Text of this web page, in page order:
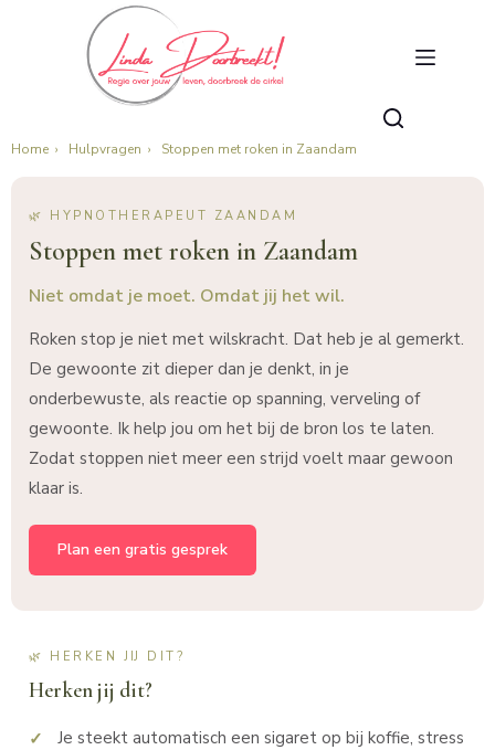
Home › Hulpvragen › Stoppen met roken in Zaandam
🌿 HYPNOTHERAPEUT ZAANDAM
Stoppen met roken in Zaandam
Niet omdat je moet. Omdat jij het wil.
Roken stop je niet met wilskracht. Dat heb je al gemerkt.
De gewoonte zit dieper dan je denkt, in je
onderbewuste, als reactie op spanning, verveling of
gewoonte. Ik help jou om het bij de bron los te laten.
Zodat stoppen niet meer een strijd voelt maar gewoon
klaar is.
Plan een gratis gesprek
🌿 HERKEN JIJ DIT?
Herken jij dit?
Je steekt automatisch een sigaret op bij koffie, stress